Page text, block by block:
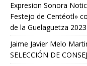
Expresion Sonora
Festejo de Centéotl»
de la Guelaguetza 2023
Jaime Javier Melo
SELECCIÓN DE